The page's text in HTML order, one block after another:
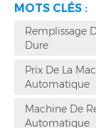
automatique et
garantis
des semi-
machines
cGMP.Fournir
terrain à
MOTS CLÉS :
Remplissage
Dure
Prix De La
Automatique
Machine De
Automatique